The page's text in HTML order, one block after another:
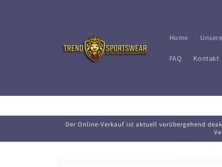
Home
FAQ Kontakt
Der Online-Verkauf ist aktuell vorübergehend